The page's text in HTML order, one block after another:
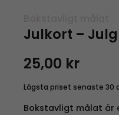
Julkort –
25,00 kr
Lägsta priset senaste 30
Bokstavligt målat är